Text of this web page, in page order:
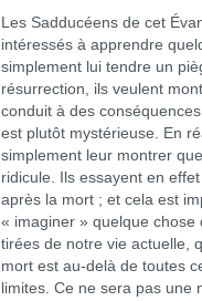
Les Sadducéens de cet
intéressés à apprendre
simplement lui tendre un
résurrection, ils veulent
conduit à des
est plutôt mystérieuse. En
simplement leur montrer
ridicule. Ils essayent en effet
après la mort ; et cela est
« imaginer » quelque chose
tirées de notre vie actuelle,
mort est au-delà de toutes
limites. Ce ne sera pas une